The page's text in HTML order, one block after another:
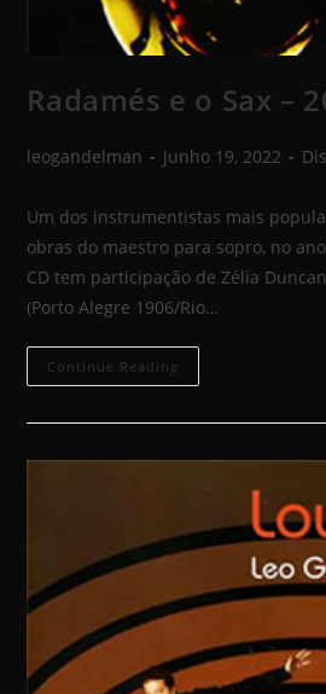
Radamés e o Sax –
leogandelman Junho 19, 2022
Um dos instrumentistas mais
obras do maestro para sopro, no
CD tem participação de Zélia
(Porto Alegre 1906/Rio…
Continue Reading